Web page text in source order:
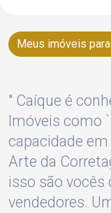
Meus imóveis
" Caíque é
Imóveis como
capacidade
Arte da
isso são vocês
vendedores.